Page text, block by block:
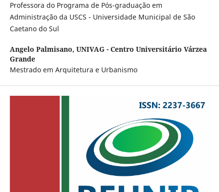
Professora do Programa de Pós-graduação em
Administração da USCS - Universidade Municipal de São
Caetano do Sul
Angelo Palmisano, UNIVAG - Centro Universitário Várzea
Grande
Mestrado em Arquitetura e Urbanismo